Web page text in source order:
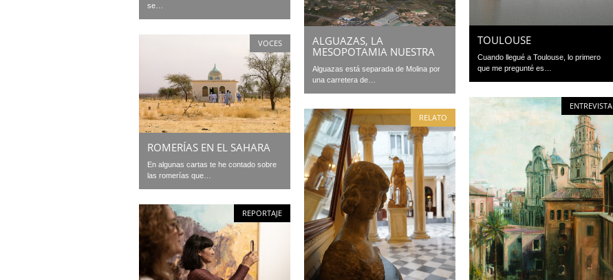
se…
TOULOUSE
Cuando llegué a Toulouse, lo primero
que me pregunté es…
ALGUAZAS, LA
MESOPOTAMIA NUESTRA
Alguazas está separada de Molina por
una carretera de…
VOCES
ROMERÍAS EN EL SAHARA
En algunas cartas te he contado sobre
las romerías que…
ENTREVISTA
RELATO
REPORTAJE